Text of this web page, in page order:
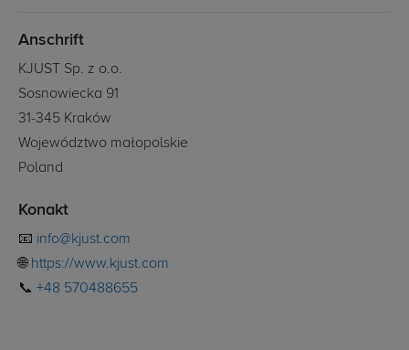
Anschrift
KJUST Sp. z o.o.
Sosnowiecka 91
31-345 Kraków
Województwo małopolskie
Poland
Konakt
📧 info@kjust.com
🌐 https://www.kjust.com
📞 +48 570488655